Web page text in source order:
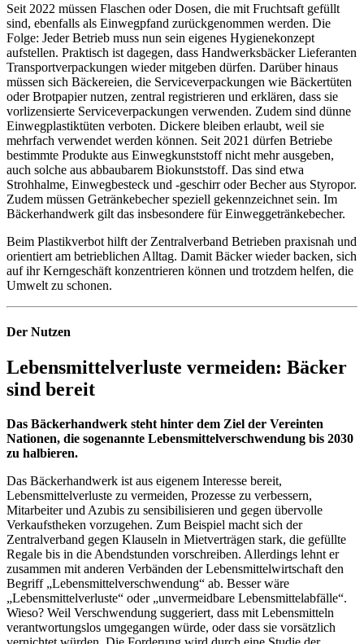
Seit 2022 müssen Flaschen oder Dosen, die mit Fruchtsaft gefüllt
sind, ebenfalls als Einwegpfand zurückgenommen werden. Die
Folge: Jeder Betrieb muss nun sein eigenes Hygienekonzept
aufstellen. Praktisch ist dagegen, dass Handwerksbäcker Lieferanten
Transportverpackungen wieder mitgeben dürfen. Darüber hinaus
müssen sich Bäckereien, die Serviceverpackungen wie Bäckertüten
oder Brotpapier nutzen, zentral registrieren und erklären, dass sie
vorlizensierte Serviceverpackungen verwenden. Zudem sind dünne
Einwegplastiktüten verboten. Dickere bleiben erlaubt, weil sie
mehrfach verwendet werden können. Seit 2021 dürfen Betriebe
bestimmte Produkte aus Einwegkunststoff nicht mehr ausgeben,
auch solche aus abbaubarem Biokunststoff. Das sind etwa
Strohhalme, Einwegbesteck und -geschirr oder Becher aus Styropor.
Zudem müssen Getränkebecher speziell gekennzeichnet sein. Im
Bäckerhandwerk gilt das insbesondere für Einweggetränkebecher.
Beim Plastikverbot hilft der Zentralverband Betrieben praxisnah und
orientiert am betrieblichen Alltag. Damit Bäcker wieder backen, sich
auf ihr Kerngeschäft konzentrieren können und trotzdem helfen, die
Umwelt zu schonen.
Der Nutzen
Lebensmittelverluste vermeiden: Bäcker
sind bereit
Das Bäckerhandwerk steht hinter dem Ziel der Vereinten
Nationen, die sogenannte Lebensmittelverschwendung bis 2030
zu halbieren.
Das Bäckerhandwerk ist aus eigenem Interesse bereit,
Lebensmittelverluste zu vermeiden, Prozesse zu verbessern,
Mitarbeiter und Azubis zu sensibilisieren und gegen übervolle
Verkaufstheken vorzugehen. Zum Beispiel macht sich der
Zentralverband gegen Klauseln in Mietverträgen stark, die gefüllte
Regale bis in die Abendstunden vorschreiben. Allerdings lehnt er
zusammen mit anderen Verbänden der Lebensmittelwirtschaft den
Begriff „Lebensmittelverschwendung“ ab. Besser wäre
„Lebensmittelverluste“ oder „unvermeidbare Lebensmittelabfälle“.
Wieso? Weil Verschwendung suggeriert, dass mit Lebensmitteln
verantwortungslos umgegangen würde, oder dass sie vorsätzlich